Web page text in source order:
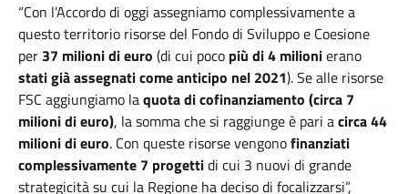
“Con l’Accordo di oggi assegniamo complessivamente a
questo territorio risorse del Fondo di Sviluppo e Coesione
per 37 milioni di euro (di cui poco più di 4 milionierano
stati già assegnati come anticipo nel 2021). Se alle risorse
FSC aggiungiamo laquota di cofinanziamento (circa 7
milioni di euro), la somma che si raggiunge è pari acirca 44
milioni di euro. Con queste risorse vengonofinanziati
complessivamente 7 progettidi cui 3 nuovi di grande
strategicità su cui la Regione ha deciso di focalizzarsi”,